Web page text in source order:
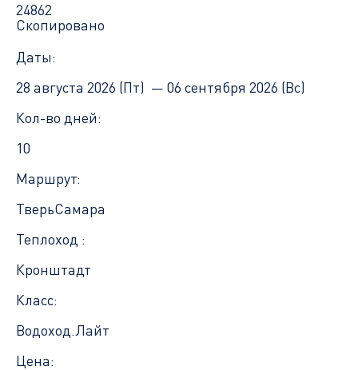
24862
Скопировано
Даты:
28 августа 2026 (Пт) — 06 сентября 2026 (Вс)
Кол-во дней:
10
Маршрут:
ТверьСамара
Теплоход :
Кронштадт
Класс:
Водоход.Лайт
Цена: